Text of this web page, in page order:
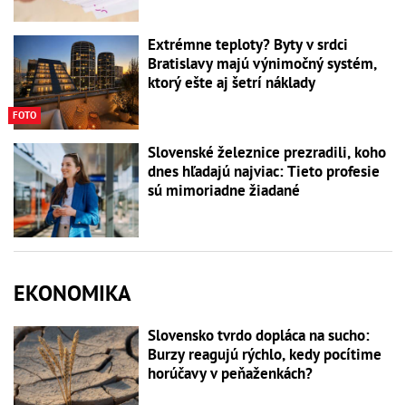
FOTO
Extrémne teploty? Byty v srdci
Bratislavy majú výnimočný systém,
ktorý ešte aj šetrí náklady
Slovenské železnice prezradili, koho
dnes hľadajú najviac: Tieto profesie
sú mimoriadne žiadané
EKONOMIKA
Slovensko tvrdo dopláca na sucho:
Burzy reagujú rýchlo, kedy pocítime
horúčavy v peňaženkách?